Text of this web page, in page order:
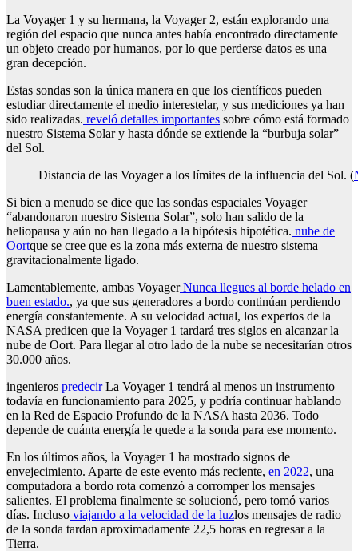
La Voyager 1 y su hermana, la Voyager 2, están explorando una
región del espacio que nunca antes había encontrado directamente
un objeto creado por humanos, por lo que perderse datos es una
gran decepción.
Estas sondas son la única manera en que los científicos pueden
estudiar directamente el medio interestelar, y sus mediciones ya han
sido realizadas. reveló detalles importantes sobre cómo está formado
nuestro Sistema Solar y hasta dónde se extiende la “burbuja solar”
del Sol.
Distancia de las Voyager a los límites de la influencia del Sol. (
Si bien a menudo se dice que las sondas espaciales Voyager
“abandonaron nuestro Sistema Solar”, solo han salido de la
heliopausa y aún no han llegado a la hipótesis hipotética. nube de
Oortque se cree que es la zona más externa de nuestro sistema
gravitacionalmente ligado.
Lamentablemente, ambas VoyagerNunca llegues al borde helado en
buen estado., ya que sus generadores a bordo continúan perdiendo
energía constantemente. A su velocidad actual, los expertos de la
NASA predicen que la Voyager 1 tardará tres siglos en alcanzar la
nube de Oort. Para llegar al otro lado de la nube se necesitarían otros
30.000 años.
ingenieros predecirLa Voyager 1 tendrá al menos un instrumento
todavía en funcionamiento para 2025, y podría continuar hablando
en la Red de Espacio Profundo de la NASA hasta 2036. Todo
depende de cuánta energía le quede a la sonda para ese momento.
En los últimos años, la Voyager 1 ha mostrado signos de
envejecimiento. Aparte de este evento más reciente, en 2022, una
computadora a bordo rota comenzó a corromper los mensajes
salientes. El problema finalmente se solucionó, pero tomó varios
días. Incluso viajando a la velocidad de la luzlos mensajes de radio
de la sonda tardan aproximadamente 22,5 horas en regresar a la
Tierra.